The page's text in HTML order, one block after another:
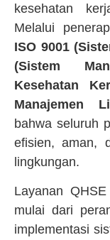
kesehatan
Melalui
ISO 9001
(Sistem
Kesehatan
Manajemen
bahwa seluruh
efisien, aman,
lingkungan.
Layanan
mulai dari
implementasi